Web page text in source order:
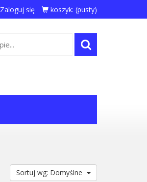
Zaloguj się koszyk: (pusty)
Sortuj wg: Domyślne